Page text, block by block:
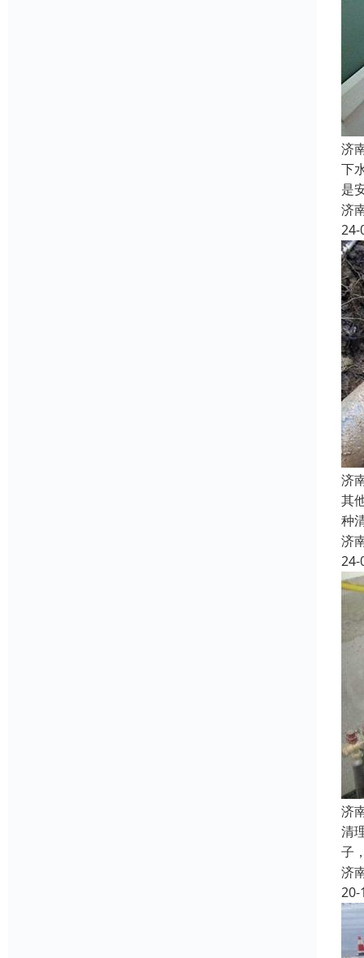
济
下
是
济
24-
济
其
种
济
24-
济
清
子
济
20-